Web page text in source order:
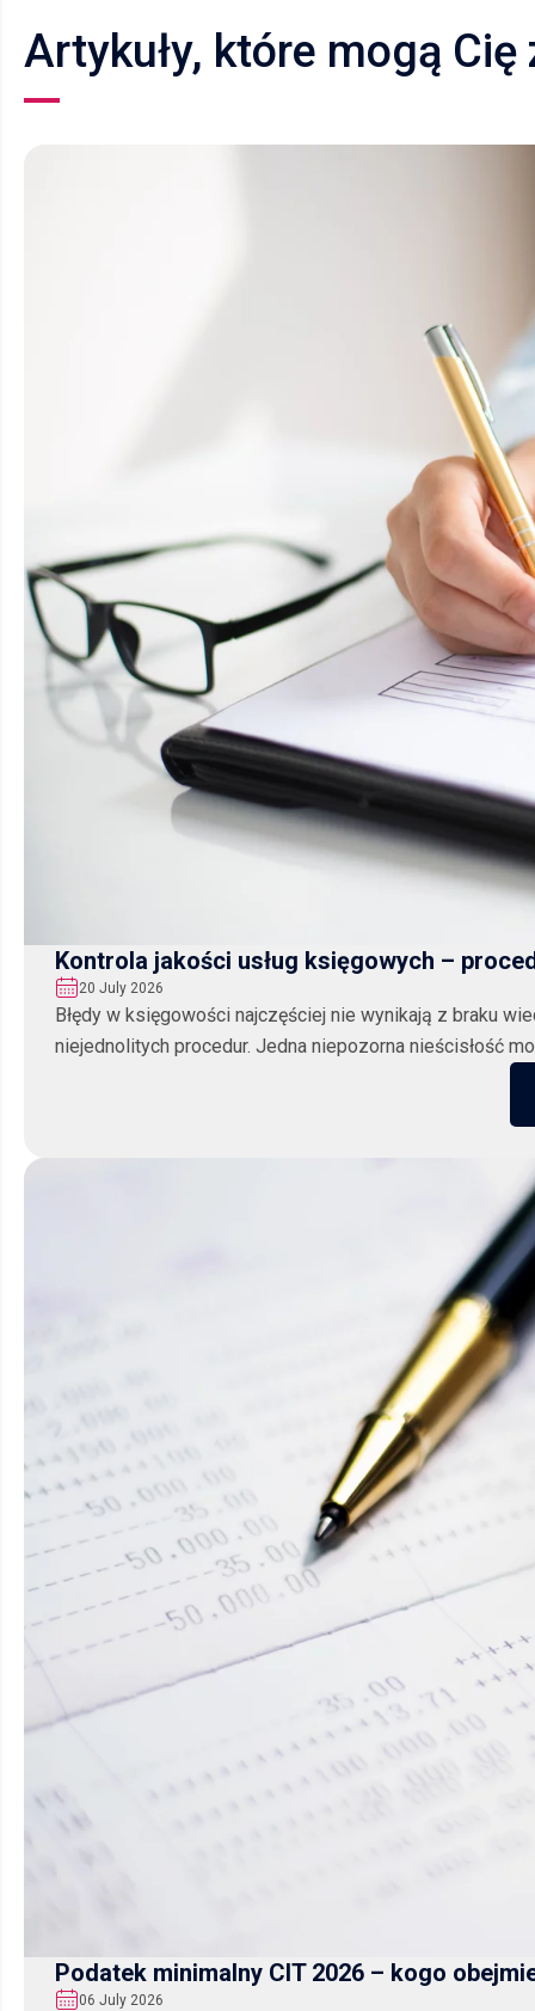
Artykuły, które mogą
Kontrola jakości usług księgowych –
20 July 2026
Błędy w księgowości najczęściej nie wynikają z braku
niejednolitych procedur. Jedna niepozorna nieścisłość
Podatek minimalny CIT 2026 – kogo
06 July 2026